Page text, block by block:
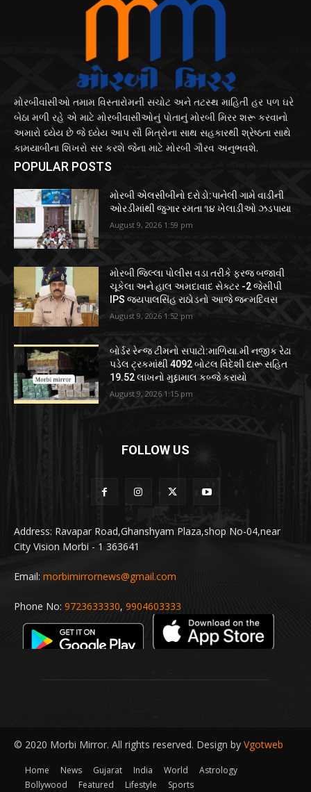
મોરબીવાસીઓ તમામ વિસ્તારોમની સચોટ અને તટસ્થ માહિતી હર પળ ઘરે
બેઠા મળી રહે એ માટે મોરબીવાસીઓનું પોતાનું મોરબી મિરર શરૂ કરવાનો
અમારો ધ્યેય છે જે ધ્યેય આપ સૌ મિત્રોના સાથ સહકારથી શ્રેષ્ઠતા સાથે
કામયાબીના શિખરો સર કરશે જેના માટે મોરબી ગૌરવ અનુભવશે.
POPULAR POSTS
મોરબી એલસીબીનો દરોડો:પાનેલી ગામે વાડીની
ઓરડીમાંથી જુગાર રમતા ૧૪ ખેલાડીઓ ઝડપાયા
August 9, 2026 1:59 pm
મોરબી જિલ્લા પોલીસ વડા તરીકે ફરજ બજાવી
ચૂકેલા અને હાલ અમદાવાદ સેક્ટર -2 જેસીપી
IPS જયપાલસિંહ રાઠોડનો આજે જન્મદિવસ
August 9, 2026 1:52 pm
બોર્ડર રેન્જ ટીમનો સપાટો:માળિયા.મી નજીક રેઢા
પડેલ ટ્રકમાંથી 4092 બોટલ વિદેશી દારૂ સહિત
19.52 લાખનો મુદ્દામાલ કબ્જે કરાયો
August 9, 2026 1:15 pm
FOLLOW US
Address: Ravapar Road,Ghanshyam Plaza,shop No-04,near
City Vision Morbi - 1 363641
Email: morbimirrornews@gmail.com
Phone No: 9723633330, 9904603333
© 2020 Morbi Mirror. All rights reserved. Design by Vgotweb
Home News Gujarat India World
Astrology
Bollywood
Featured Lifestyle Sports